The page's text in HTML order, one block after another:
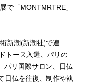
で「MONTMRTRE」
新潮(新潮社)で連
トーヌ入選、パリの
パリ国際サロン、日仏
日仏を往復、制作や執